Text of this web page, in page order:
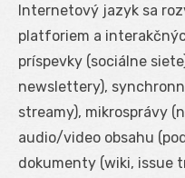
Internetový jazyk sa
platforiem a
príspevky (sociálne
newslettery),
streamy), mikrosprávy
audio/video obsahu
dokumenty (wiki, issue